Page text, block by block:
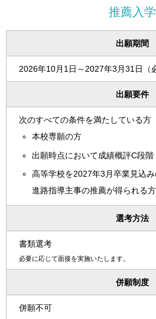
推薦入学
出願期間
2026年10月1日～2027年3月31日（
出願要件
次のすべての条件を満たしている方
本校専願の方
出願時点において成績概評C段
高等学校を2027年3月卒業見込み
進路指導主事の推薦が得られる方
選考方法
書類選考
必要に応じて面接を実施いたします。
併願制度
併願不可